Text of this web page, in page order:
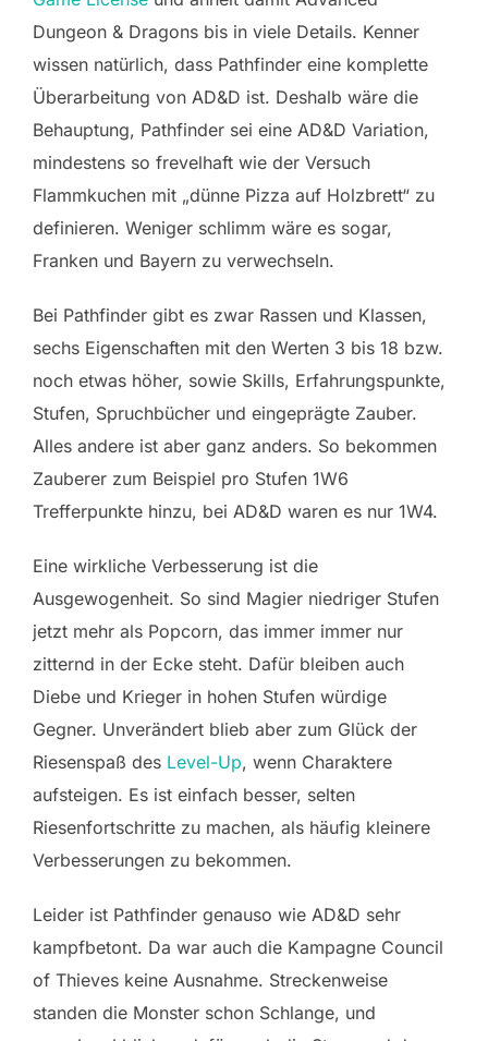
Dungeon & Dragons bis in viele Details. Kenner
wissen natürlich, dass Pathfinder eine komplette
Überarbeitung von AD&D ist. Deshalb wäre die
Behauptung, Pathfinder sei eine AD&D Variation,
mindestens so frevelhaft wie der Versuch
Flammkuchen mit „dünne Pizza auf Holzbrett“ zu
definieren. Weniger schlimm wäre es sogar,
Franken und Bayern zu verwechseln.
Bei Pathfinder gibt es zwar Rassen und Klassen,
sechs Eigenschaften mit den Werten 3 bis 18 bzw.
noch etwas höher, sowie Skills, Erfahrungspunkte,
Stufen, Spruchbücher und eingeprägte Zauber.
Alles andere ist aber ganz anders. So bekommen
Zauberer zum Beispiel pro Stufen 1W6
Trefferpunkte hinzu, bei AD&D waren es nur 1W4.
Eine wirkliche Verbesserung ist die
Ausgewogenheit. So sind Magier niedriger Stufen
jetzt mehr als Popcorn, das immer immer nur
zitternd in der Ecke steht. Dafür bleiben auch
Diebe und Krieger in hohen Stufen würdige
Gegner. Unverändert blieb aber zum Glück der
Riesenspaß des Level-Up, wenn Charaktere
aufsteigen. Es ist einfach besser, selten
Riesenfortschritte zu machen, als häufig kleinere
Verbesserungen zu bekommen.
Leider ist Pathfinder genauso wie AD&D sehr
kampfbetont. Da war auch die Kampagne Council
of Thieves keine Ausnahme. Streckenweise
standen die Monster schon Schlange, und